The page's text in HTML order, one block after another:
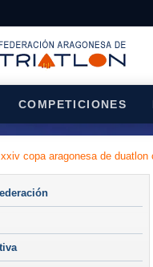
COMPETICIONES
xxiv copa aragonesa de duatlon